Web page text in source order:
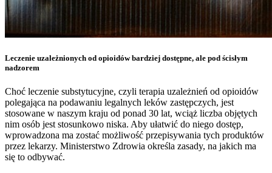
Leczenie uzależnionych od opioidów bardziej dostępne, ale pod ścisłym
nadzorem
Choć leczenie substytucyjne, czyli terapia uzależnień od opioidów
polegająca na podawaniu legalnych leków zastępczych, jest
stosowane w naszym kraju od ponad 30 lat, wciąż liczba objętych
nim osób jest stosunkowo niska. Aby ułatwić do niego dostęp,
wprowadzona ma zostać możliwość przepisywania tych produktów
przez lekarzy. Ministerstwo Zdrowia określa zasady, na jakich ma
się to odbywać.